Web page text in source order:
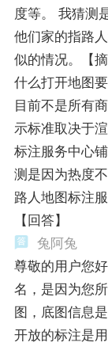
度等。 我猜测
他们家的指路
似的情况。【
什么打开地图
目前不是所有
示标准取决于
标注服务中心
测是因为热度
路人地图标注
【回答】
兔阿兔
尊敬的用户您
名，是因为您
图，底图信息
开放的标注是